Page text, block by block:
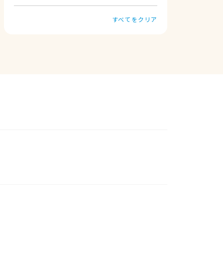
すべてをクリア